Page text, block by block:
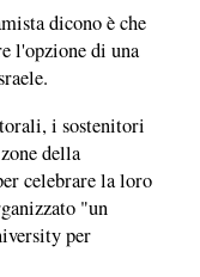
dicono è che
l'opzione di una
i sostenitori
della
celebrare la loro
"un
per